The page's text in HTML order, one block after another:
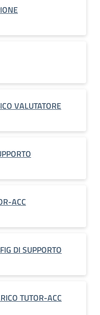
VALUTATORE
ACC
DI SUPPORTO
TUTOR-ACC